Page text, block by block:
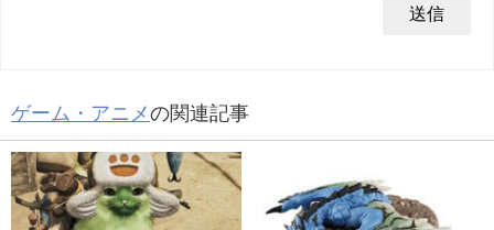
ゲーム・アニメの関連記事